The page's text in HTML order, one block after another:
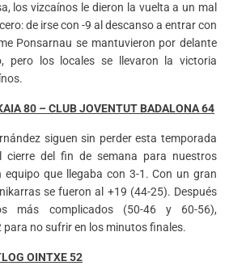
los vizcaínos le dieron la vuelta a un mal
de irse con -9 al descanso a entrar con
Ponsarnau se mantuvieron por delante
pero los locales se llevaron la victoria
80 – CLUB JOVENTUT BADALONA 64
siguen sin perder esta temporada
cierre del fin de semana para nuestros
que llegaba con 3-1. Con un gran
se fueron al +19 (44-25). Después
más complicados (50-46 y 60-56),
no sufrir en los minutos finales.
OINTXE 52